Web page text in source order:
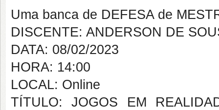
Uma banca de DEFESA de
DISCENTE: ANDERSON DE
DATA: 08/02/2023
HORA: 14:00
LOCAL: Online
TÍTULO: JOGOS EM